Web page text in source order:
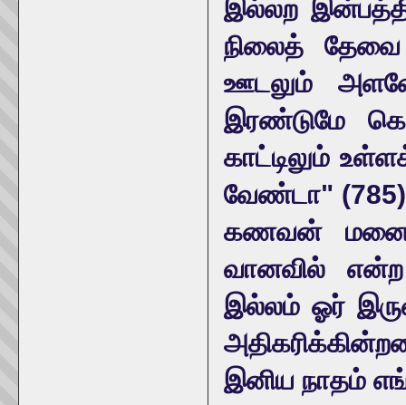
இல்லற
நிலைத் தேவை
ஊடலும்
இரண்டுமே
காட்டிலும்
வேண்டா" (785)
கணவன்
வானவில்
இல்லம் ஓர்
இனிய நாதம்